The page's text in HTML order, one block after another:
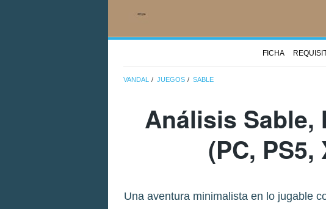
FICHA
VANDAL JUEGOS SABLE
Análisis Sable,
(PC,
Una aventura minimalista en lo jugable